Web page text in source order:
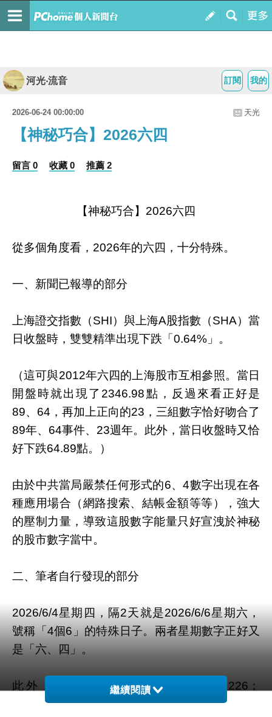
我的
訂閱
河光‧流音
2026-06-24 00:00:00 天光
【神秘巧合】2026六四
留言 0 收藏 0 推薦 2
【神秘巧合】2026六四
從多個角度看，2026年的六四，十分特殊。
一、新聞已報導的部分
上海證交指數（SHI）與上海A股指數（SHA）當
日收盤時，雙雙精準出現下跌「0.64%」。
（這可與2012年六四的上海股市互相參照。當日
開盤時就出現了2346.98點，反過來看正好是
89、64，再加上正向的23，三組數字恰好吻合了
89年、64事件、23週年。此外，當日收盤時又恰
好下跌64.89點。）
由於中共當局嚴禁任何形式的6、4數字出現在各
種應用場合（網路搜索、結帳金額等等），強大
的壓制力量，導致這股數字能量只好宣洩於神秘
的股市數字當中。
二、筆者自行發現的部分
2026/6/4星期四，隔2天就是2026/6/6星期六，
號稱「4個6」的特殊日子。兩者星期數字正好又
是「六、四」。
此外，年份數字2026，若0不看，是226；
2+2=4，因此年份數字已與6、4兩個數字有關。
繼續閱讀